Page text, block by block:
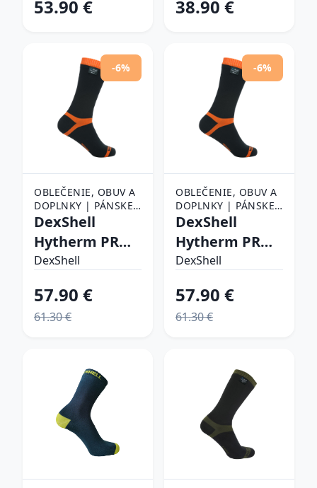
53.90 € 38.90 €
-6%
OBLEČENIE, OBUV A
DOPLNKY | PÁNSKE
OBLEČENIE |
DexShell
Hytherm PRO
Tangelo Red
38)
DexShell
57.90 €
61.30 €
-6%
OBLEČENIE, OBUV A
DOPLNKY | PÁNSKE
OBLEČENIE |
DexShell
Hytherm PRO
Tangelo Red
46)
DexShell
57.90 €
61.30 €